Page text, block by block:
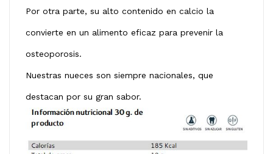
Por otra parte, su alto contenido en calcio la
convierte en un alimento eficaz para prevenir la
osteoporosis.
Nuestras nueces son siempre nacionales, que
destacan por su gran sabor.